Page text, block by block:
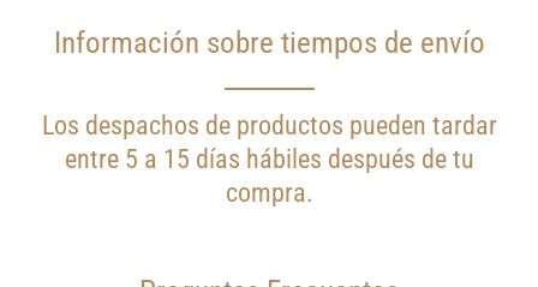
Información sobre tiempos de envío
Los despachos de productos pueden tardar
entre 5 a 15 días hábiles después de tu
compra.